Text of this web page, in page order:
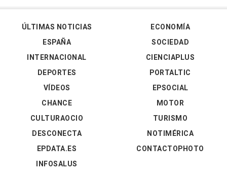
ÚLTIMAS NOTICIAS
ESPAÑA
INTERNACIONAL
DEPORTES
VÍDEOS
ECONOMÍA
SOCIEDAD
CIENCIAPLUS
PORTALTIC
EPSOCIAL
CHANCE
CULTURAOCIO
DESCONECTA
EPDATA.ES
INFOSALUS
MOTOR
TURISMO
NOTIMÉRICA
CONTACTOPHOTO